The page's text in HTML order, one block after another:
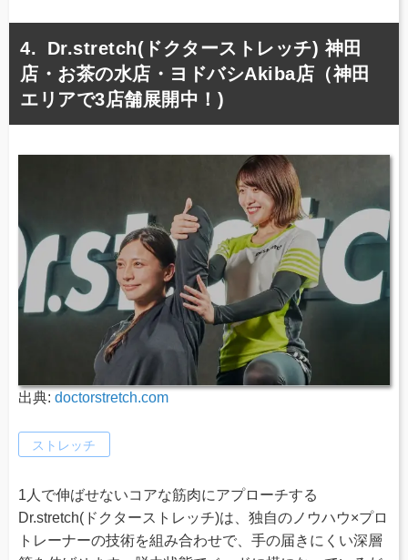
Dr.stretch(ドクターストレッチ) 神田
店・お茶の水店・ヨドバシAkiba店（神田
エリアで3店舗展開中！)
出典: doctorstretch.com
ストレッチ
1人で伸ばせないコアな筋肉にアプローチする
Dr.stretch(ドクターストレッチ)は、独自のノウハウ×プロ
トレーナーの技術を組み合わせで、手の届きにくい深層